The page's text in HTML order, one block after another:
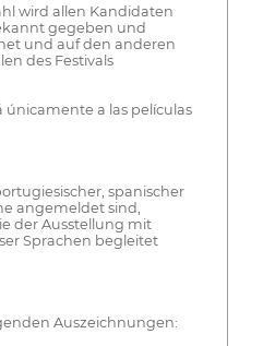
wird allen Kandidaten
gegeben und
und auf den anderen
des Festivals
únicamente a las películas
spanischer
angemeldet sind,
der Ausstellung mit
Sprachen begleitet
Auszeichnungen: